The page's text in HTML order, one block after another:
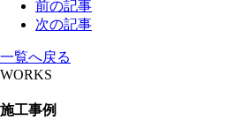
前の記事
次の記事
一覧へ戻る
WORKS
施工事例